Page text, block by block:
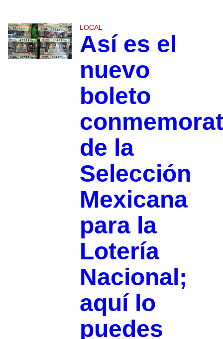
LOCAL
Así es el
nuevo
boleto
de la
Selección
Mexicana
para la
Lotería
Nacional;
aquí lo
puedes